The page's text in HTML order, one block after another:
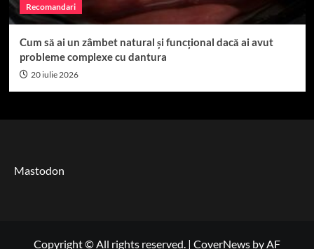
Recomandari
Cum să ai un zâmbet natural și funcțional dacă ai avut
probleme complexe cu dantura
20 iulie 2026
Mastodon
Copyright © All rights reserved. | CoverNews by AF